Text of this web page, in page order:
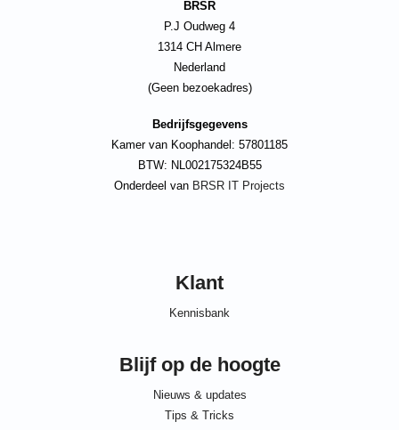
BRSR
P.J Oudweg 4
1314 CH Almere
Nederland
(Geen bezoekadres)
Bedrijfsgegevens
Kamer van Koophandel: 57801185
BTW: NL002175324B55
Onderdeel van BRSR IT Projects
Klant
Kennisbank
Blijf op de hoogte
Nieuws & updates
Tips & Tricks